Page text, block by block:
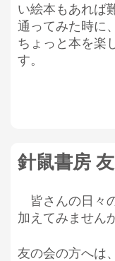
い絵本もあれば
通ってみた時に
ちょっと本を楽
す。
針鼠書房
皆さんの日々
加えてみません
友の会の方へは